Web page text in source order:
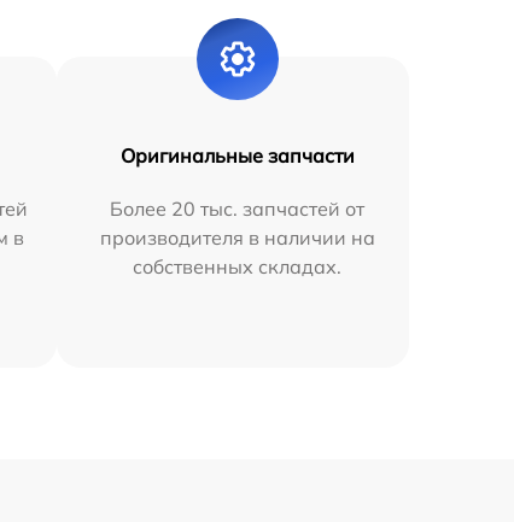
в
Оригинальные запчасти
Более 20 тыс. запчастей от
производителя в наличии на
собственных складах.